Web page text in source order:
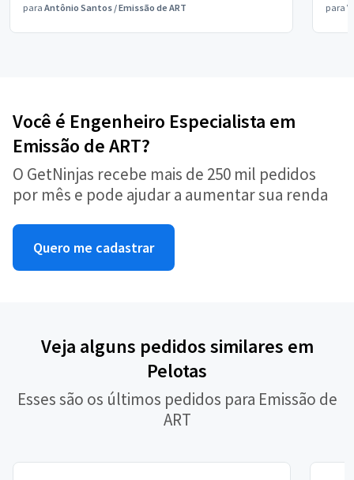
para Antônio Santos /Emissão de ART para
Você é Engenheiro Especialista em
Emissão de ART?
O GetNinjas recebe mais de 250 mil pedidos
por mês e pode ajudar a aumentar sua renda
Quero me cadastrar
Veja alguns pedidos similares em
Pelotas
Esses são os últimos pedidos para Emissão de
ART